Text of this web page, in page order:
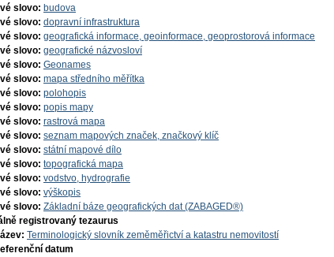
slovo: budova
slovo: dopravní infrastruktura
slovo: geografická informace, geoinformace, geoprostorová informace
slovo: geografické názvosloví
slovo: Geonames
slovo: mapa středního měřítka
slovo: polohopis
slovo: popis mapy
slovo: rastrová mapa
slovo: seznam mapových značek, značkový klíč
slovo: státní mapové dílo
slovo: topografická mapa
slovo: vodstvo, hydrografie
slovo: výškopis
slovo: Základní báze geografických dat (ZABAGED®)
registrovaný tezaurus
Terminologický slovník zeměměřictví a katastru nemovitostí
datum